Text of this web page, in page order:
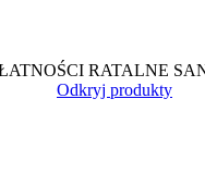
RATALNE
Odkryj produkty